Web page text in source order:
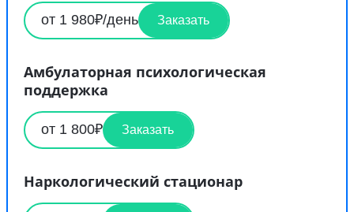
от 1 980₽/день Заказать
Амбулаторная психологическая
поддержка
от 1 800₽ Заказать
Наркологический стационар